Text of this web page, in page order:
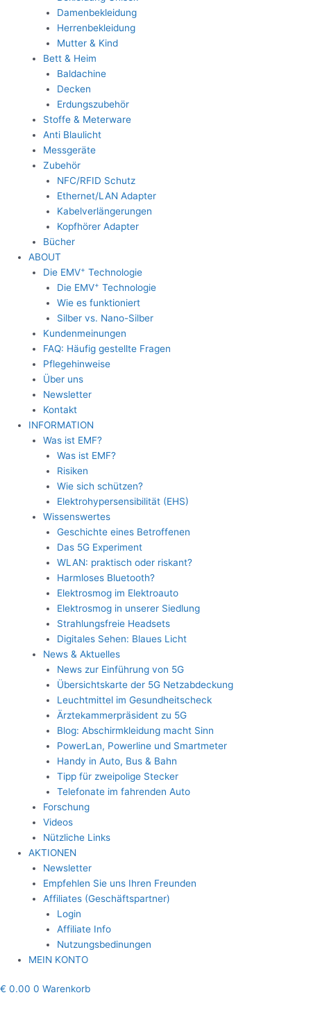
Damenbekleidung
Herrenbekleidung
Mutter & Kind
Bett & Heim
Baldachine
Decken
Erdungszubehör
Stoffe & Meterware
Anti Blaulicht
Messgeräte
Zubehör
NFC/RFID Schutz
Ethernet/LAN Adapter
Kabelverlängerungen
Kopfhörer Adapter
Bücher
ABOUT
Die EMV+ Technologie
Die EMV+ Technologie
Wie es funktioniert
Silber vs. Nano-Silber
Kundenmeinungen
FAQ: Häufig gestellte Fragen
Pflegehinweise
Über uns
Newsletter
Kontakt
INFORMATION
Was ist EMF?
Was ist EMF?
Risiken
Wie sich schützen?
Elektrohypersensibilität (EHS)
Wissenswertes
Geschichte eines Betroffenen
Das 5G Experiment
WLAN: praktisch oder riskant?
Harmloses Bluetooth?
Elektrosmog im Elektroauto
Elektrosmog in unserer Siedlung
Strahlungsfreie Headsets
Digitales Sehen: Blaues Licht
News & Aktuelles
News zur Einführung von 5G
Übersichtskarte der 5G Netzabdeckung
Leuchtmittel im Gesundheitscheck
Ärztekammerpräsident zu 5G
Blog: Abschirmkleidung macht Sinn
PowerLan, Powerline und Smartmeter
Handy in Auto, Bus & Bahn
Tipp für zweipolige Stecker
Telefonate im fahrenden Auto
Forschung
Videos
Nützliche Links
AKTIONEN
Newsletter
Empfehlen Sie uns Ihren Freunden
Affiliates (Geschäftspartner)
Login
Affiliate Info
Nutzungsbedinungen
MEIN KONTO
€ 0.00 0 Warenkorb